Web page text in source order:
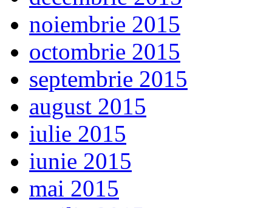
noiembrie 2015
octombrie 2015
septembrie 2015
august 2015
iulie 2015
iunie 2015
mai 2015